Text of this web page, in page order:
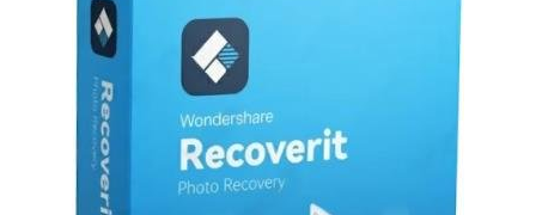
Софт
SamDel
восстановить
удаленные
файлы
данные